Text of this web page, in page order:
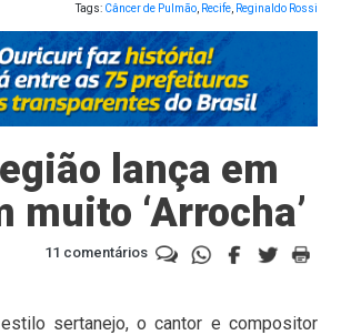
Tags: Câncer de Pulmão, Recife, Reginaldo Rossi
lança em
‘Arrocha’
11 comentários
sertanejo, o cantor e compositor